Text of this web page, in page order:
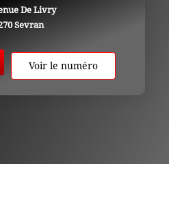
De Livry
Sevran
Voir le numéro